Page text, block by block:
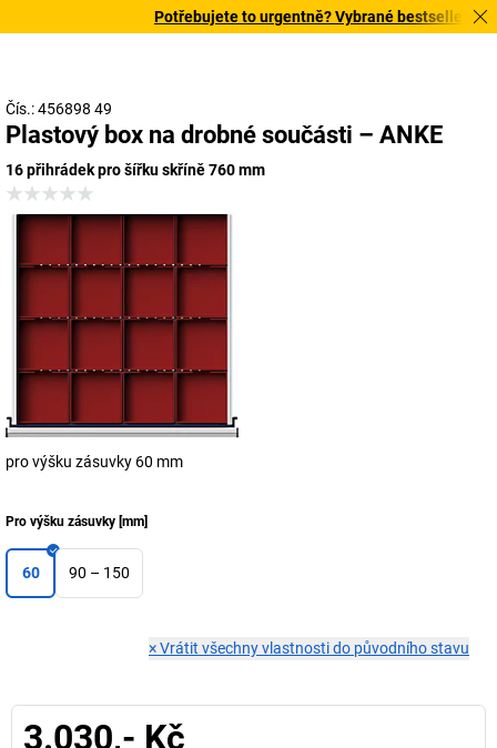
Potřebujete to urgentně? Vybrané bestsellery
Čís.: 456898 49
Plastový box na drobné součásti – ANKE
16 přihrádek pro šířku skříně 760 mm
pro výšku zásuvky 60 mm
Pro výšku zásuvky [mm]
60 90 – 150
×Vrátit všechny vlastnosti do původního stavu
3.030,- Kč